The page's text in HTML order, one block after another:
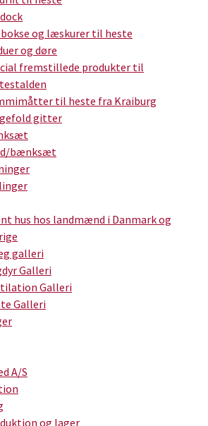
og læskurer til heste
og døre
fremstillede produkter til
til heste fra Kraiburg
gitter
bænksæt
hus hos landmænd i Danmark og
galleri
Galleri
Galleri
Galleri
A/S
og lager